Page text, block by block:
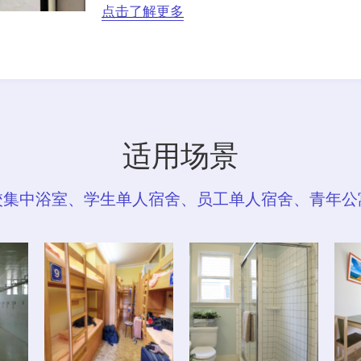
点击了解更多
适用场景
中浴室、学生单人宿舍、员工单人宿舍、青年